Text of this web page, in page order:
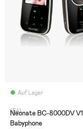
Auf Lager
(54)
Neonate BC-8000DV V1
Babyphone